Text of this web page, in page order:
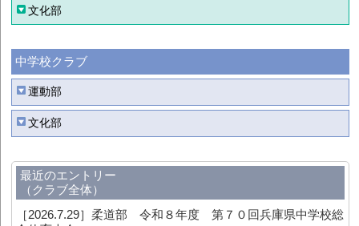
文化部
中学校クラブ
運動部
文化部
最近のエントリー
（クラブ全体）
［2026.7.29］柔道部 令和８年度 第７０回兵庫県中学校総